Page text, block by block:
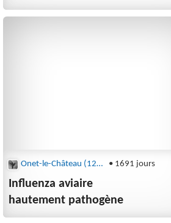
Onet-le-Château (12850) • 1691 jours
Influenza aviaire
hautement pathogène